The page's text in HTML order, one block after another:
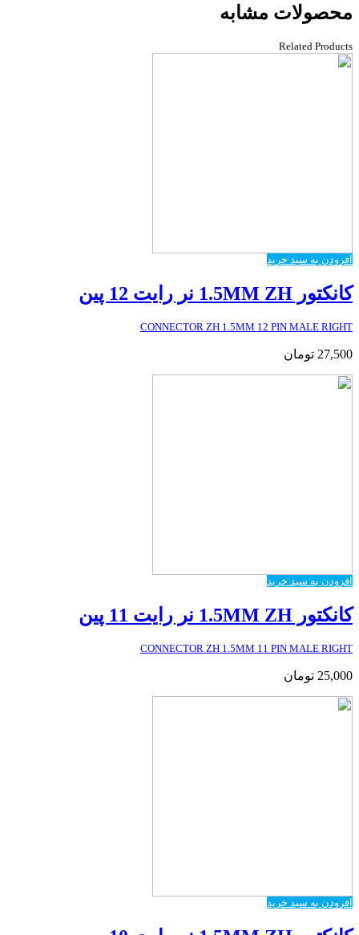
محصولات مشابه
Related Products
افزودن به سبد خرید
کانکتور 1.5MM ZH نر رایت 12 پین
CONNECTOR ZH 1.5MM 12 PIN MALE RIGHT
27,500 تومان
افزودن به سبد خرید
کانکتور 1.5MM ZH نر رایت 11 پین
CONNECTOR ZH 1.5MM 11 PIN MALE RIGHT
25,000 تومان
افزودن به سبد خرید